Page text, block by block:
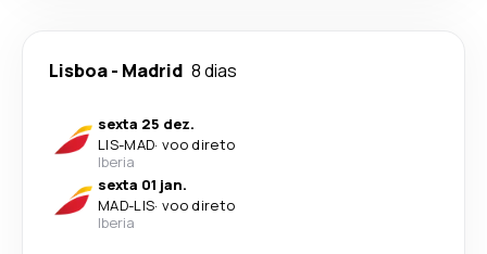
Lisboa- Madrid 8 dias
sexta 25 dez.
LIS-MAD· voo direto
Iberia
sexta 01 jan.
MAD-LIS· voo direto
Iberia